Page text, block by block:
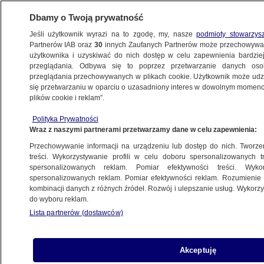
BIZNES
TECH
w ostatniej chwili
19.02.2026, 17:00
Posłuchaj artykułu
Czyta lektor AI
Dbamy o Twoją prywatność
Jeśli użytkownik wyrazi na to zgodę, my, naszepodmioty
Partnerów IAB oraz30 innych Zaufanych Partnerów może
użytkownika i uzyskiwać do nich dostęp w celu zapewnienia
przeglądania. Odbywa się to poprzez przetwarzanie danych
przeglądania przechowywanych w plikach cookie. Użytkownik może
się przetwarzaniu w oparciu o uzasadniony interes w dowolnym
plików cookie i reklam”.
Polityka Prywatności
Wraz z naszymi partnerami przetwarzamy dane w celu zapewnienia:
Przechowywanie informacji na urządzeniu lub dostęp do nich.
treści. Wykorzystywanie profili w celu doboru spersonalizowanych
spersonalizowanych reklam. Pomiar efektywności treści.
spersonalizowanych reklam. Pomiar efektywności reklam.
kombinacji danych z różnych źródeł. Rozwój i ulepszanie usług.
do wyboru reklam.
Lista partnerów (dostawców)
Akceptuję